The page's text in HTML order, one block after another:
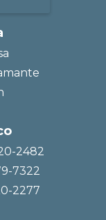
2482
7322
2277